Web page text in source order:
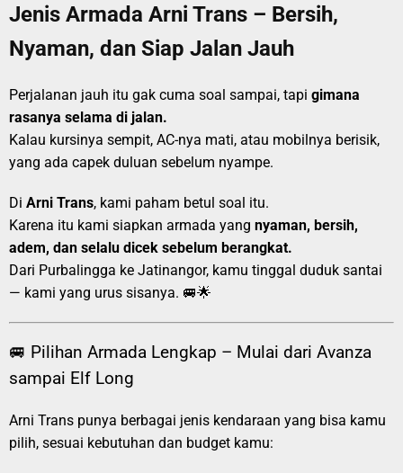
Jenis Armada Arni Trans – Bersih,
Nyaman, dan Siap Jalan Jauh
Perjalanan jauh itu gak cuma soal sampai, tapi gimana
rasanya selama di jalan.
Kalau kursinya sempit, AC-nya mati, atau mobilnya berisik,
yang ada capek duluan sebelum nyampe.
Di Arni Trans, kami paham betul soal itu.
Karena itu kami siapkan armada yang nyaman, bersih,
adem, dan selalu dicek sebelum berangkat.
Dari Purbalingga ke Jatinangor, kamu tinggal duduk santai
— kami yang urus sisanya. 🚐🌟
🚐 Pilihan Armada Lengkap – Mulai dari Avanza
sampai Elf Long
Arni Trans punya berbagai jenis kendaraan yang bisa kamu
pilih, sesuai kebutuhan dan budget kamu: